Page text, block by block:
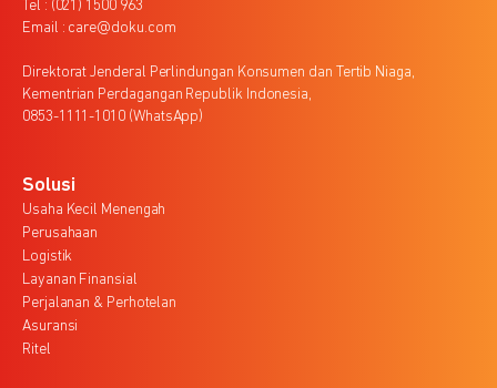
Tel : (021) 1500 963
Email : care@doku.com
Direktorat Jenderal Perlindungan Konsumen dan Tertib Niaga,
Kementrian Perdagangan Republik Indonesia,
0853-1111-1010 (WhatsApp)
Solusi
Usaha Kecil Menengah
Perusahaan
Logistik
Layanan Finansial
Perjalanan & Perhotelan
Asuransi
Ritel